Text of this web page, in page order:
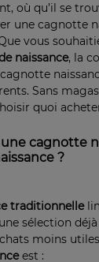
où qu’il se
une cagnotte
vous
naissance, la
Sans
quoi
cagnotte
?
traditionnelle
sélection
moins
est :